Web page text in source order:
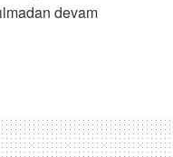
devam